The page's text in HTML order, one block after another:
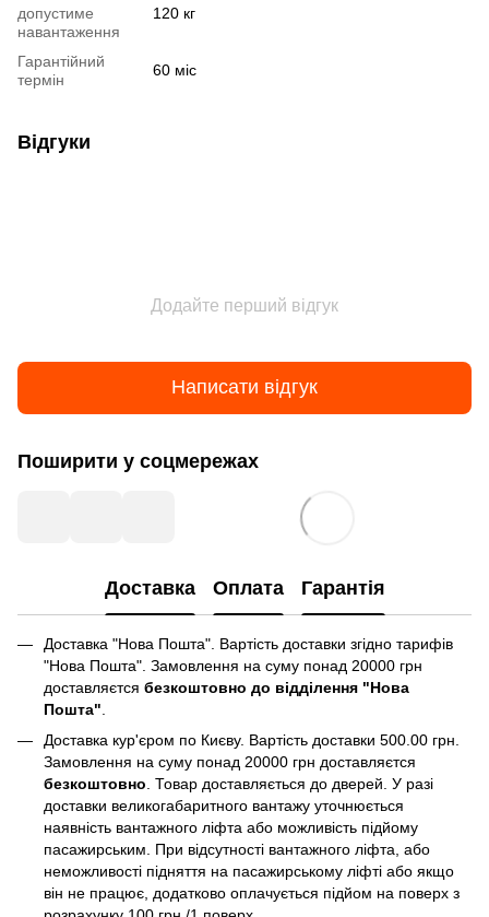
допустиме
навантаження
120 кг
Гарантійний
термін
60 міс
Відгуки
Додайте перший відгук
Написати відгук
Поширити у соцмережах
Доставка Оплата Гарантія
Доставка "Нова Пошта". Вартість доставки згідно тарифів
"Нова Пошта". Замовлення на суму понад 20000 грн
доставляєтся безкоштовно до відділення "Нова
Пошта"
Доставка кур'єром по Києву. Вартість доставки 500.00 грн.
Замовлення на суму понад 20000 грн доставляєтся
безкоштовно. Товар доставляється до дверей. У разі
доставки великогабаритного вантажу уточнюється
наявність вантажного ліфта або можливість підйому
пасажирським. При відсутності вантажного ліфта, або
неможливості підняття на пасажирському ліфті або якщо
він не працює, додатково оплачується підйом на поверх з